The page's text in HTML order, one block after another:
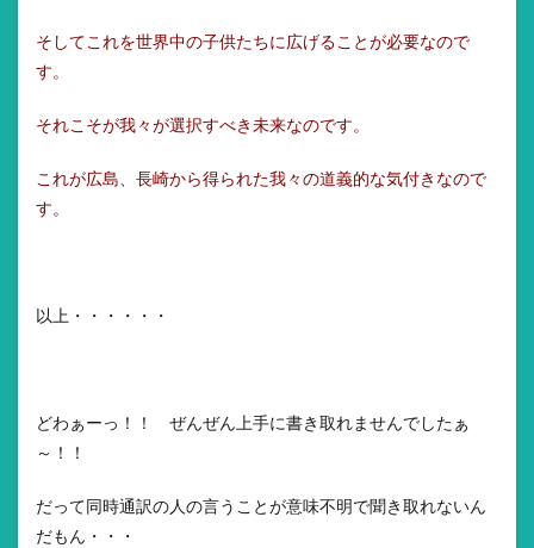
そしてこれを世界中の子供たちに広げることが必要なので
す。
それこそが我々が選択すべき未来なのです。
これが広島、長崎から得られた我々の道義的な気付きなので
す。
以上・・・・・・
どわぁーっ！！ ぜんぜん上手に書き取れませんでしたぁ
～！！
だって同時通訳の人の言うことが意味不明で聞き取れないん
だもん・・・